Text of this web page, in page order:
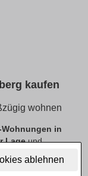
ablehnen
kaufen
wohnen
Wohnungen in
Lageund